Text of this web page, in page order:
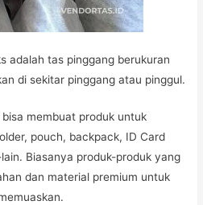
adalah tas pinggang berukuran
di sekitar pinggang atau pinggul.
membuat produk untuk
pouch, backpack, ID Card
Biasanya produk-produk yang
dan material premium untuk